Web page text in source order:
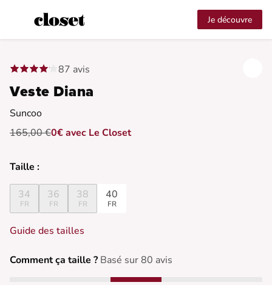
Je découvre
87 avis
Veste Diana
Suncoo
165,00 €0€ avec Le Closet
Taille :
34
FR
36
FR
38
FR
40
FR
Guide des tailles
Comment ça taille ? Basé sur 80 avis